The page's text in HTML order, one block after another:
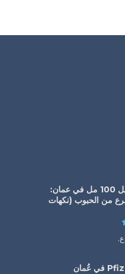
سيالس أورال جيل 100 مل في عمان:
من الحبوب (نكهات